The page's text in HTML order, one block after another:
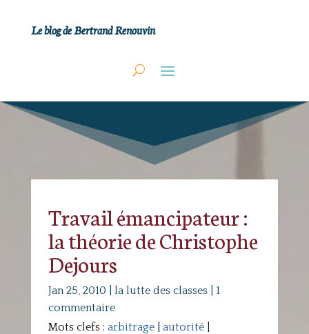
Le blog de Bertrand Renouvin
Travail émancipateur :
la théorie de Christophe
Dejours
Jan 25, 2010 la lutte des classes| 1
commentaire
Mots clefs : arbitrage| autorité|